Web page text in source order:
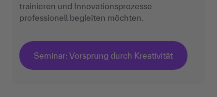
trainieren und Innovationsprozesse
professionell begleiten möchten.
Seminar: Vorsprung durch Kreativität